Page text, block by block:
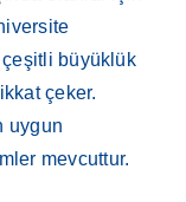
büyüklük
çeker.
uygun
mevcuttur.